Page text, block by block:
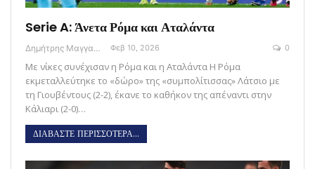
Serie A: Άνετα Ρόμα και Αταλάντα
Δημήτρης Μαγγανάρης Φεβ 10, 2026 0
Με νίκες συνέχισαν η Ρόμα και η Αταλάντα Η Ρόμα
εκμεταλλεύτηκε το «δώρο» της «συμπολίτισσας» Λάτσιο με
τη Γιουβέντους (2-2), έκανε το καθήκον της απέναντι στην
Κάλιαρι (2-0)…
ΔΙΑΒΑΣΤΕ ΠΕΡΙΣΣΟΤΕΡΑ...